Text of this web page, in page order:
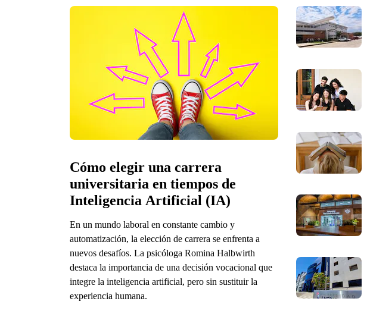
Cómo elegir una carrera
universitaria en tiempos de
Inteligencia Artificial (IA)
En un mundo laboral en constante cambio y
automatización, la elección de carrera se enfrenta a
nuevos desafíos. La psicóloga Romina Halbwirth
destaca la importancia de una decisión vocacional que
integre la inteligencia artificial, pero sin sustituir la
experiencia humana.